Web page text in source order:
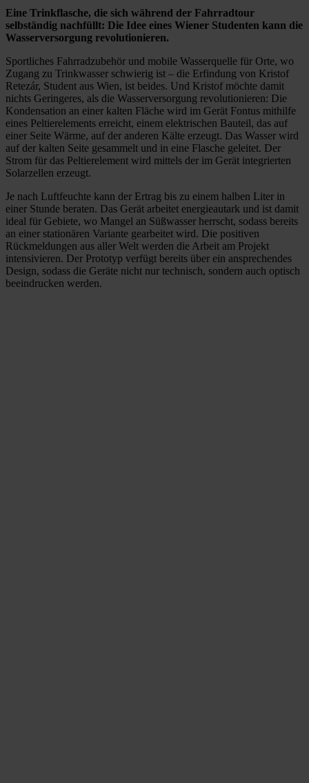
Eine Trinkflasche, die sich während der Fahrradtour
selbständig nachfüllt: Die Idee eines Wiener Studenten kann die
Wasserversorgung revolutionieren.
Sportliches Fahrradzubehör und mobile Wasserquelle für Orte, wo
Zugang zu Trinkwasser schwierig ist – die Erfindung von Kristof
Retezár, Student aus Wien, ist beides. Und Kristof möchte damit
nichts Geringeres, als die Wasserversorgung revolutionieren: Die
Kondensation an einer kalten Fläche wird im Gerät Fontus mithilfe
eines Peltierelements erreicht, einem elektrischen Bauteil, das auf
einer Seite Wärme, auf der anderen Kälte erzeugt. Das Wasser wird
auf der kalten Seite gesammelt und in eine Flasche geleitet. Der
Strom für das Peltierelement wird mittels der im Gerät integrierten
Solarzellen erzeugt.
Je nach Luftfeuchte kann der Ertrag bis zu einem halben Liter in
einer Stunde beraten. Das Gerät arbeitet energieautark und ist damit
ideal für Gebiete, wo Mangel an Süßwasser herrscht, sodass bereits
an einer stationären Variante gearbeitet wird. Die positiven
Rückmeldungen aus aller Welt werden die Arbeit am Projekt
intensivieren. Der Prototyp verfügt bereits über ein ansprechendes
Design, sodass die Geräte nicht nur technisch, sondern auch optisch
beeindrucken werden.